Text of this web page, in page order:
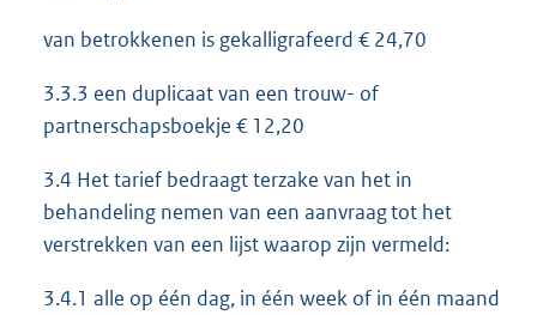
van betrokkenen is gekalligrafeerd € 24,70
3.3.3 een duplicaat van een trouw- of
partnerschapsboekje € 12,20
3.4 Het tarief bedraagt terzake van het in
behandeling nemen van een aanvraag tot het
verstrekken van een lijst waarop zijn vermeld:
3.4.1 alle op één dag, in één week of in één maand